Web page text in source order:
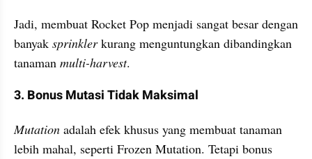
Jadi, membuat Rocket Pop menjadi sangat besar dengan
banyak sprinkler kurang menguntungkan dibandingkan
tanaman multi-harvest.
3. Bonus Mutasi Tidak Maksimal
Mutation adalah efek khusus yang membuat tanaman